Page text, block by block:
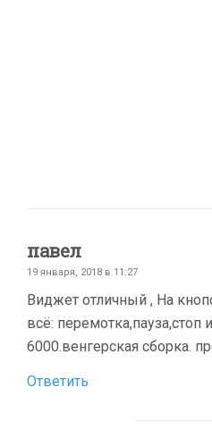
павел
19 января, 2018 в 11:27
Виджет отличный , На
всё: перемотка,пауза,стоп
6000.венгерская сборка.
Ответить